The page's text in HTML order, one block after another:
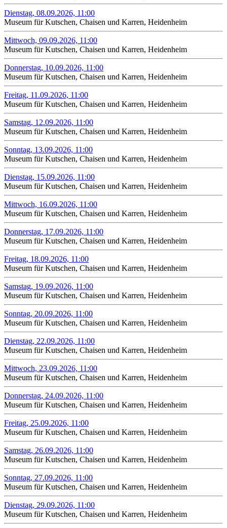
Dienstag, 08.09.2026, 11:00
Museum für Kutschen, Chaisen und Karren, Heidenheim
Mittwoch, 09.09.2026, 11:00
Museum für Kutschen, Chaisen und Karren, Heidenheim
Donnerstag, 10.09.2026, 11:00
Museum für Kutschen, Chaisen und Karren, Heidenheim
Freitag, 11.09.2026, 11:00
Museum für Kutschen, Chaisen und Karren, Heidenheim
Samstag, 12.09.2026, 11:00
Museum für Kutschen, Chaisen und Karren, Heidenheim
Sonntag, 13.09.2026, 11:00
Museum für Kutschen, Chaisen und Karren, Heidenheim
Dienstag, 15.09.2026, 11:00
Museum für Kutschen, Chaisen und Karren, Heidenheim
Mittwoch, 16.09.2026, 11:00
Museum für Kutschen, Chaisen und Karren, Heidenheim
Donnerstag, 17.09.2026, 11:00
Museum für Kutschen, Chaisen und Karren, Heidenheim
Freitag, 18.09.2026, 11:00
Museum für Kutschen, Chaisen und Karren, Heidenheim
Samstag, 19.09.2026, 11:00
Museum für Kutschen, Chaisen und Karren, Heidenheim
Sonntag, 20.09.2026, 11:00
Museum für Kutschen, Chaisen und Karren, Heidenheim
Dienstag, 22.09.2026, 11:00
Museum für Kutschen, Chaisen und Karren, Heidenheim
Mittwoch, 23.09.2026, 11:00
Museum für Kutschen, Chaisen und Karren, Heidenheim
Donnerstag, 24.09.2026, 11:00
Museum für Kutschen, Chaisen und Karren, Heidenheim
Freitag, 25.09.2026, 11:00
Museum für Kutschen, Chaisen und Karren, Heidenheim
Samstag, 26.09.2026, 11:00
Museum für Kutschen, Chaisen und Karren, Heidenheim
Sonntag, 27.09.2026, 11:00
Museum für Kutschen, Chaisen und Karren, Heidenheim
Dienstag, 29.09.2026, 11:00
Museum für Kutschen, Chaisen und Karren, Heidenheim